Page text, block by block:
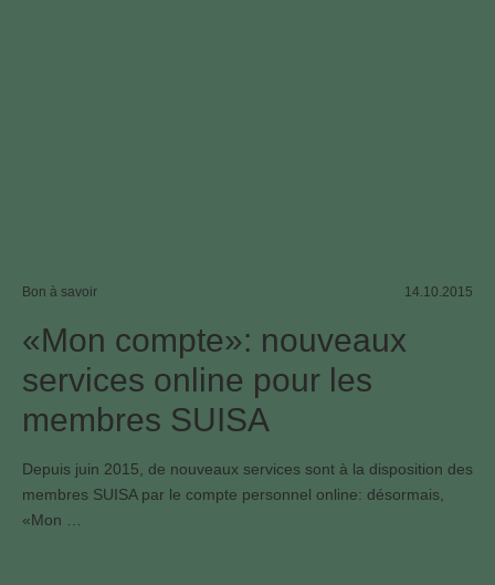
Bon à savoir 14.10.2015
«Mon compte»: nouveaux
services online pour les
membres SUISA
Depuis juin 2015, de nouveaux services sont à la disposition des
membres SUISA par le compte personnel online: désormais,
«Mon …